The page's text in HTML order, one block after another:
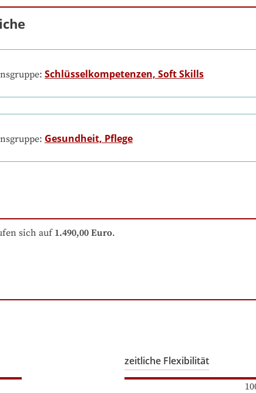
Schlüsselkompetenzen, Soft Skills
Gesundheit, Pflege
sich auf 1.490,00 Euro.
zeitliche Flexibilität